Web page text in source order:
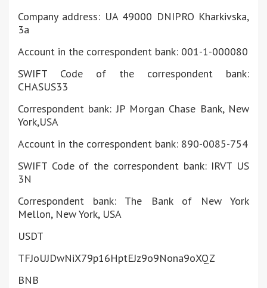
Company address: UA 49000 DNIPRO Kharkivska,
3a
Account in the correspondent bank: 001-1-000080
SWIFT Code of the correspondent bank:
CHASUS33
Correspondent bank: JP Morgan Chase Bank, New
York,USA
Account in the correspondent bank: 890-0085-754
SWIFT Code of the correspondent bank: IRVT US
3N
Correspondent bank: The Bank of New York
Mellon, New York, USA
USDT
TFJoUJDwNiX79p16HptEJz9o9Nona9oXQZ
BNB